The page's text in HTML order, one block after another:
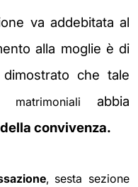
va addebitata al
alla moglie è di
che tale
matrimoniali
abbia
convivenza.
, sesta sezione